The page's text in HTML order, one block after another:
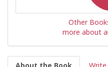
Other
more about